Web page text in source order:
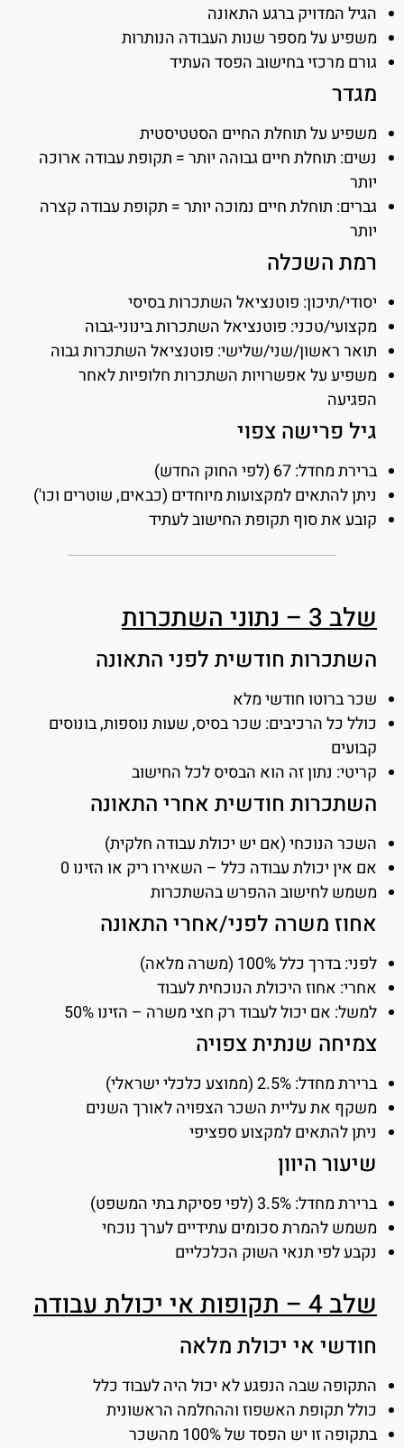
הגיל המדויק ברגע התאונה
משפיע על מספר שנות העבודה הנותרות
גורם מרכזי בחישוב הפסד העתיד
מגדר
משפיע על תוחלת החיים הסטטיסטית
נשים: תוחלת חיים גבוהה יותר = תקופת עבודה ארוכה
יותר
גברים: תוחלת חיים נמוכה יותר = תקופת עבודה קצרה
יותר
רמת השכלה
יסודי/תיכון: פוטנציאל השתכרות בסיסי
מקצועי/טכני: פוטנציאל השתכרות בינוני-גבוה
תואר ראשון/שני/שלישי: פוטנציאל השתכרות גבוה
משפיע על אפשרויות השתכרות חלופיות לאחר
הפגיעה
גיל פרישה צפוי
ברירת מחדל: 67 (לפי החוק החדש)
ניתן להתאים למקצועות מיוחדים (כבאים, שוטרים וכו')
קובע את סוף תקופת החישוב לעתיד
שלב 3 – נתוני השתכרות
השתכרות חודשית לפני התאונה
שכר ברוטו חודשי מלא
כולל כל הרכיבים: שכר בסיס, שעות נוספות, בונוסים
קבועים
קריטי: נתון זה הוא הבסיס לכל החישוב
השתכרות חודשית אחרי התאונה
השכר הנוכחי (אם יש יכולת עבודה חלקית)
אם אין יכולת עבודה כלל – השאירו ריק או הזינו 0
משמש לחישוב ההפרש בהשתכרות
אחוז משרה לפני/אחרי התאונה
לפני: בדרך כלל 100% (משרה מלאה)
אחרי: אחוז היכולת הנוכחית לעבוד
למשל: אם יכול לעבוד רק חצי משרה – הזינו 50%
צמיחה שנתית צפויה
ברירת מחדל: 2.5% (ממוצע כלכלי ישראלי)
משקף את עליית השכר הצפויה לאורך השנים
ניתן להתאים למקצוע ספציפי
שיעור היוון
ברירת מחדל: 3.5% (לפי פסיקת בתי המשפט)
משמש להמרת סכומים עתידיים לערך נוכחי
נקבע לפי תנאי השוק הכלכליים
שלב 4 – תקופות אי יכולת עבודה
חודשי אי יכולת מלאה
התקופה שבה הנפגע לא יכול היה לעבוד כלל
כולל תקופת האשפוז וההחלמה הראשונית
בתקופה זו יש הפסד של 100% מהשכר